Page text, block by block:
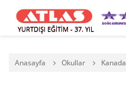
YURTDIŞI EĞİTİM - 37. YIL
Anasayfa Okullar Kanada